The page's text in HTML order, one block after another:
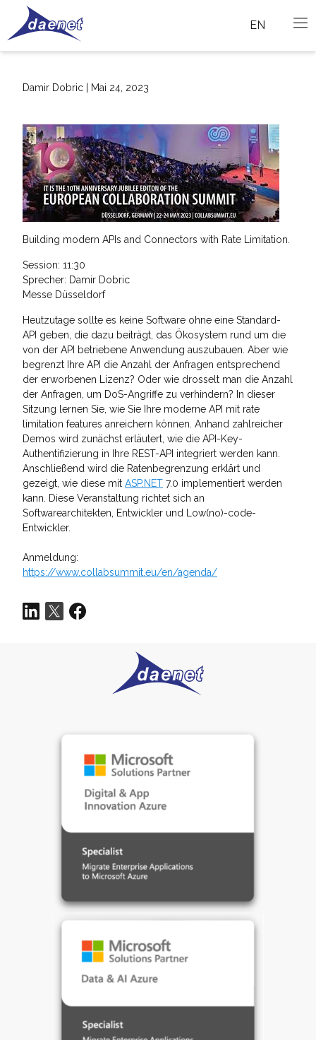
EN
Damir Dobric | Mai 24, 2023
Building modern APIs and Connectors with Rate Limitation.
Session: 11:30
Sprecher: Damir Dobric
Messe Düsseldorf
Heutzutage sollte es keine Software ohne eine Standard-
API geben, die dazu beiträgt, das Ökosystem rund um die
von der API betriebene Anwendung auszubauen. Aber wie
begrenzt Ihre API die Anzahl der Anfragen entsprechend
der erworbenen Lizenz? Oder wie drosselt man die Anzahl
der Anfragen, um DoS-Angriffe zu verhindern? In dieser
Sitzung lernen Sie, wie Sie Ihre moderne API mit rate
limitation features anreichern können. Anhand zahlreicher
Demos wird zunächst erläutert, wie die API-Key-
Authentifizierung in Ihre REST-API integriert werden kann.
Anschließend wird die Ratenbegrenzung erklärt und
gezeigt, wie diese mit ASP.NET 7.0 implementiert werden
kann. Diese Veranstaltung richtet sich an
Softwarearchitekten, Entwickler und Low(no)-code-
Entwickler.
Anmeldung:
https://www.collabsummit.eu/en/agenda/